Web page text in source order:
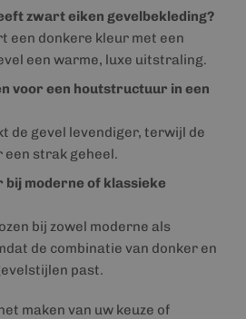
zwart eiken gevelbekleding?
een donkere kleur met een
een warme, luxe uitstraling.
voor een houtstructuur in een
de gevel levendiger, terwijl de
strak geheel.
moderne of klassieke
bij zowel moderne als
de combinatie van donker en
past.
maken van uw keuze of